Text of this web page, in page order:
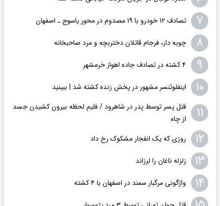
۷ تصادف ۱۲ خودرو با ۱۹ مصدوم در محور یاسوج ـ اصفهان
۸ چوبه دار، فرجام قاتلان دختربچه و مرد صاحبخانه
۹ ۴ کشته در تصادف جاده اهواز خرمشهر
۱۰ اینفلوئنسر مشهور در پخش زنده کشته شد | ببینید
۱۱
قتل پسر توسط پدر در شاهرود / فلیم لحظه بیرون کشیدن جسد
از چاه
۱۲ روزی که یک انفجار مشکوک رخ داد
۱۳ زلزله ناغان را لرزاند
۱۴ واژگونی مرگبار سمند در اصفهان با ۴ کشته